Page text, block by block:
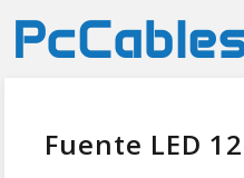
Fuente LED